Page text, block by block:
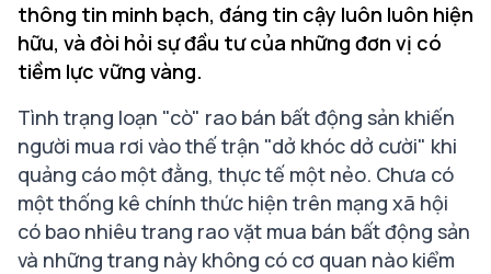
thông tin minh bạch, đáng tin cậy luôn luôn hiện
hữu, và đòi hỏi sự đầu tư của những đơn vị có
tiềm lực vững vàng.
Tình trạng loạn "cò" rao bán bất động sản khiến
người mua rơi vào thế trận "dở khóc dở cười" khi
quảng cáo một đằng, thực tế một nẻo. Chưa có
một thống kê chính thức hiện trên mạng xã hội
có bao nhiêu trang rao vặt mua bán bất động sản
và những trang này không có cơ quan nào kiểm